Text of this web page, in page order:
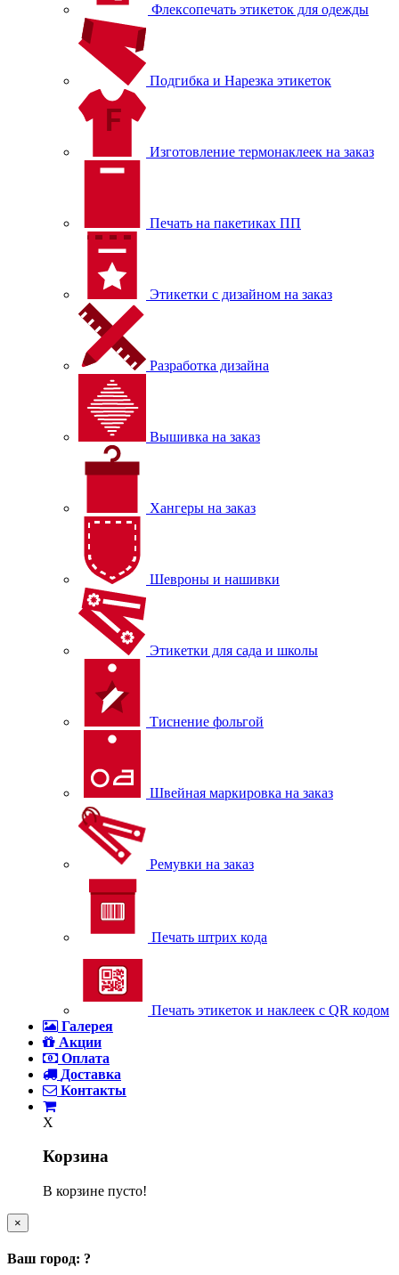
Флексопечать этикеток для одежды
Подгибка и Нарезка этикеток
Изготовление термонаклеек на заказ
Печать на пакетиках ПП
Этикетки с дизайном на заказ
Разработка дизайна
Вышивка на заказ
Хангеры на заказ
Шевроны и нашивки
Этикетки для сада и школы
Тиснение фольгой
Швейная маркировка на заказ
Ремувки на заказ
Печать штрих кода
Печать этикеток и наклеек с QR кодом
Галерея
Акции
Оплата
Доставка
Контакты
X
Корзина
В корзине пусто!
×
Ваш город: ?